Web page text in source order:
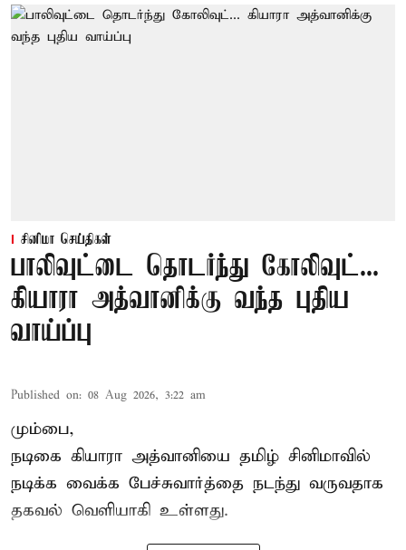
சினிமா செய்திகள்
பாலிவுட்டை தொடர்ந்து கோலிவுட்...
கியாரா அத்வானிக்கு வந்த புதிய
வாய்ப்பு
Published on: 08 Aug 2026, 3:22 am
மும்பை,
நடிகை கியாரா அத்வானியை தமிழ் சினிமாவில்
நடிக்க வைக்க பேச்சுவார்த்தை நடந்து வருவதாக
தகவல் வெளியாகி உள்ளது.